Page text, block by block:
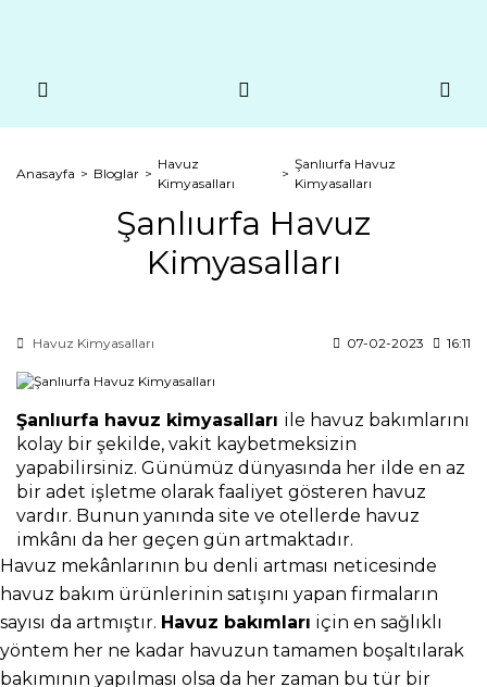
Anasayfa Bloglar
Havuz
Kimyasalları
Şanlıurfa Havuz
Kimyasalları
Şanlıurfa Havuz
Kimyasalları
Havuz Kimyasalları 07-02-2023 16:11
Şanlıurfa havuz kimyasalları ile havuz bakımlarını
kolay bir şekilde, vakit kaybetmeksizin
yapabilirsiniz. Günümüz dünyasında her ilde en az
bir adet işletme olarak faaliyet gösteren havuz
vardır. Bunun yanında site ve otellerde havuz
imkânı da her geçen gün artmaktadır.
Havuz mekânlarının bu denli artması neticesinde
havuz bakım ürünlerinin satışını yapan firmaların
sayısı da artmıştır. Havuz bakımları için en sağlıklı
yöntem her ne kadar havuzun tamamen boşaltılarak
bakımının yapılması olsa da her zaman bu tür bir